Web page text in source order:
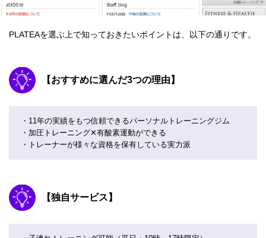
PLATEAを選ぶ上で知っておきたいポイントは、以下の通りです。
【おすすめに選んだ3つの理由】
・11年の実績をもつ信頼できるパーソナルトレーニングジム
・加圧トレーニング✕有酸素運動ができる
・トレーナーが様々な資格を保有している実力派
【独自サービス】